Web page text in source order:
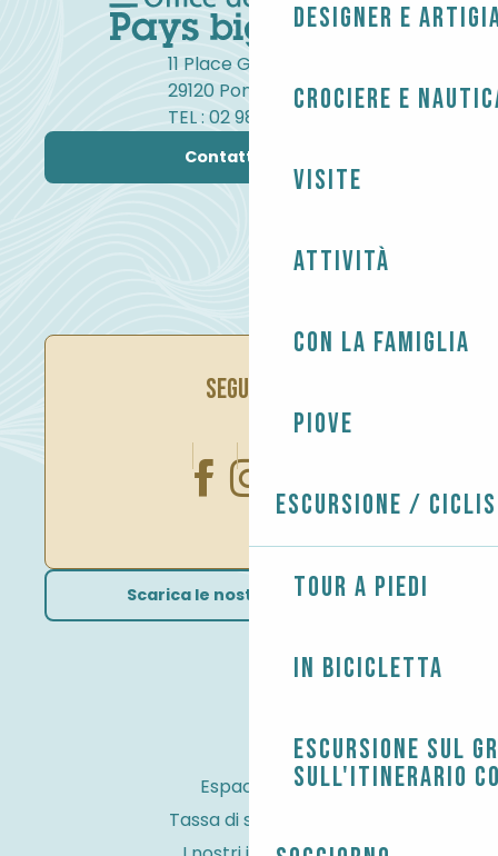
Designer e
Crociere e
Visite
Attività
Con la famiglia
Piove
Escursione /
Tour a piedi
In bicicletta
Escursione sul
sull'itinerario
11 Place Gambetta
29120 Pont-l'Abbé
TEL : 02 98 82 37 99
Contattateci
SEGUITECI
Scarica le nostre brochure
Espace Pro
Tassa di soggiorno